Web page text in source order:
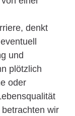
denkt
und
plötzlich
oder
wir